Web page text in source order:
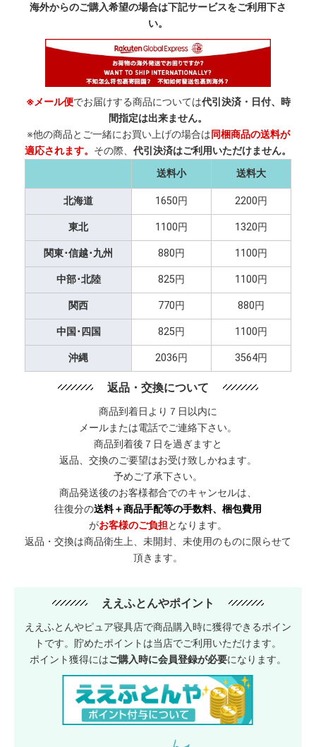
海外からのご購入希望の場合は下記サービスをご利用下さ
い。
※メール便でお届けする商品については代引決済・日付、時
間指定は出来ません。
※他の商品とご一緒にお買い上げの場合は同梱商品の送料が
適応されます。 その際、 代引決済はご利用いただけません。
送料小
送料大
北海道 1650円 2200円
東北 1100円 1320円
関東･信越･九州 880円 1100円
中部･北陸 825円 1100円
関西 770円 880円
中国･四国 825円 1100円
沖縄 2036円 3564円
返品・交換について
商品到着日より７日以内に
メールまたは電話でご連絡下さい。
商品到着後７日を過ぎますと
返品、交換のご要望はお受け致しかねます。
予めご了承下さい。
商品発送後のお客様都合でのキャンセルは、
往復分の送料＋商品手配等の手数料、梱包費用
がお客様のご負担となります。
返品・交換は商品衛生上、未開封、未使用のものに限らせて
頂きます。
ええふとんやポイント
ええふとんやピュア寝具店で商品購入時に獲得できるポイン
トです。貯めたポイントは当店でご利用いただけます。
ポイント獲得にはご購入時に会員登録が必要になります。